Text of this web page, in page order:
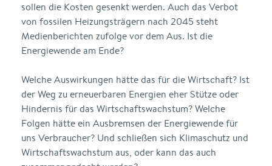
sollen die Kosten gesenkt werden. Auch das Verbot
von fossilen Heizungsträgern nach 2045 steht
Medienberichten zufolge vor dem Aus. Ist die
Energiewende am Ende?
Welche Auswirkungen hätte das für die Wirtschaft? Ist
der Weg zu erneuerbaren Energien eher Stütze oder
Hindernis für das Wirtschaftswachstum? Welche
Folgen hätte ein Ausbremsen der Energiewende für
uns Verbraucher? Und schließen sich Klimaschutz und
Wirtschaftswachstum aus, oder kann das auch